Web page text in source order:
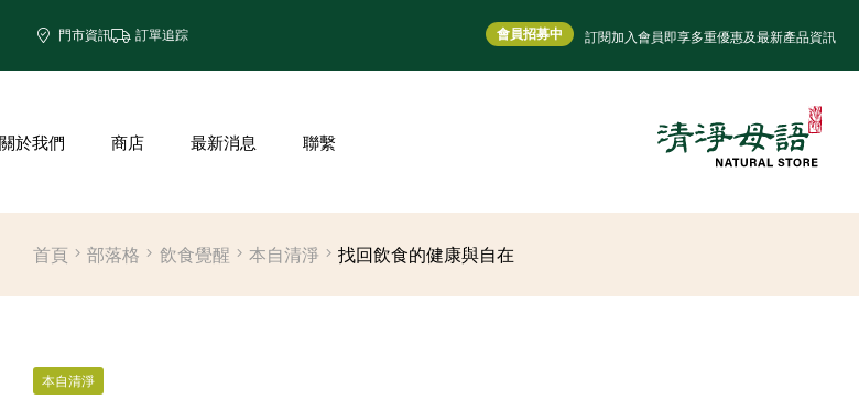
門市資訊 訂單追踪 會員招募中 訂閱加入會員即享多重優惠及最新產品資訊
於我們 商店 最新消息 聯繫
首頁 部落格 飲食覺醒 本自清淨 找回飲食的健康與自在
本自清淨